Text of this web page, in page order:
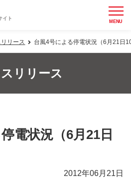
イト MENU
リース 台風4号による停電状況（6月21日
リリース
電状況（6月21日
2012年06月21日